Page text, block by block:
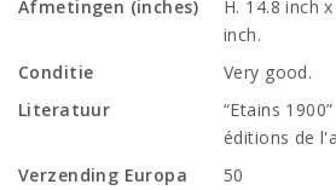
Afmetingen (inches)
H. 14.8 inch
inch.
Conditie
Very good.
Literatuur
“Etains
éditions de
Verzending Europa
50